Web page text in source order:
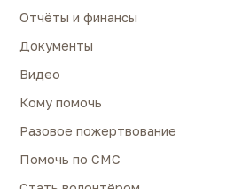
Отчёты и финансы
Документы
Видео
Кому помочь
Разовое пожертвование
Помочь по СМС